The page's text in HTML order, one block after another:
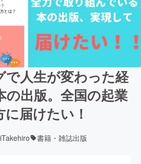
で人生が変わった経
の出版。全国の起業
に届けたい！
書籍・雑誌出版